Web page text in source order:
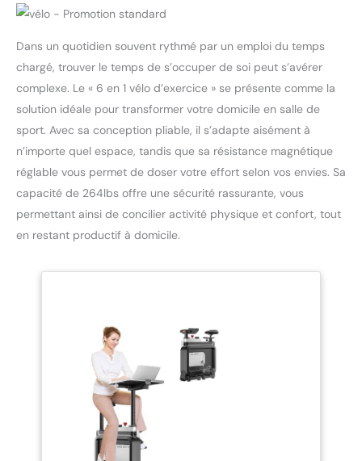
Dans un quotidien souvent rythmé par un emploi du temps
chargé, trouver le temps de s’occuper de soi peut s’avérer
complexe. Le « 6 en 1 vélo d’exercice » se présente comme la
solution idéale pour transformer votre domicile en salle de
sport. Avec sa conception pliable, il s’adapte aisément à
n’importe quel espace, tandis que sa résistance magnétique
réglable vous permet de doser votre effort selon vos envies. Sa
capacité de 264lbs offre une sécurité rassurante, vous
permettant ainsi de concilier activité physique et confort, tout
en restant productif à domicile.